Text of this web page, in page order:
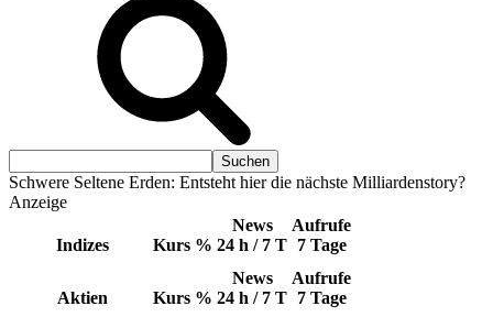
Schwere Seltene Erden: Entsteht hier die nächste Milliardenstory?
Anzeige
Indizes Kurs %
News
24 h / 7 T
Aufrufe
7 Tage
Aktien Kurs %
News
24 h / 7 T
Aufrufe
7 Tage